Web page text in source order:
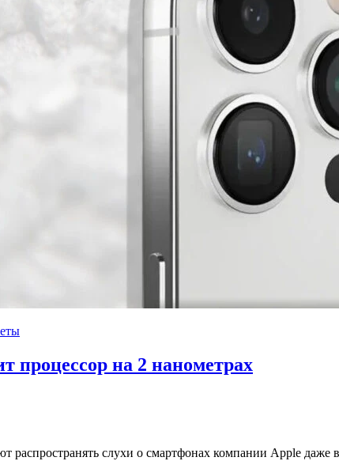
процессор на 2 нанометрах
распространять слухи о смартфонах компании Apple